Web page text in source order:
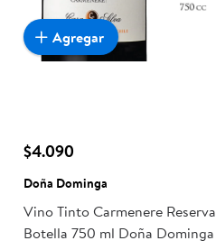
$4.090
Doña Dominga
Vino Tinto Carmenere Reserva
Botella 750 ml Doña Dominga
Agregar